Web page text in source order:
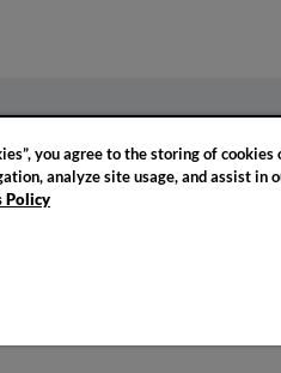
Política de cookies
you agree to the storing of cookies
analyze site usage, and assist in
Policy